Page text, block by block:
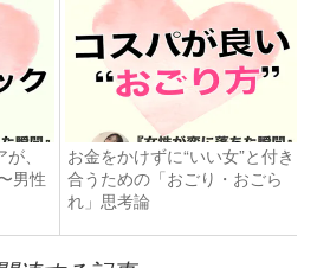
、
男性
お金をかけずに“いい女”と付き
合うための「おごり・おごら
れ」思考論